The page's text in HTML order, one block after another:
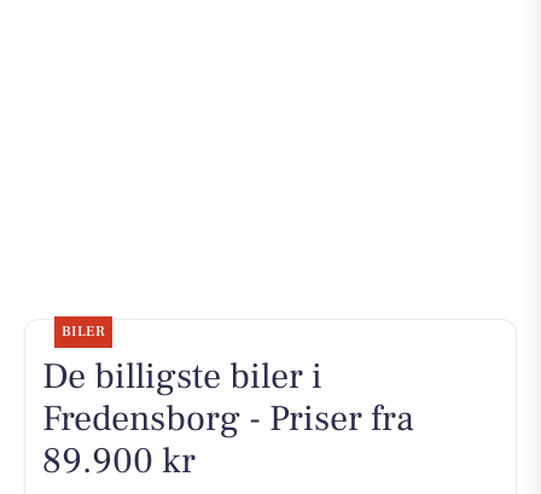
BILER
De billigste biler i
Fredensborg - Priser fra
89.900 kr